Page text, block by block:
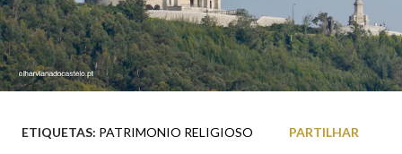
ETIQUETAS: PATRIMONIO RELIGIOSO PARTILHAR